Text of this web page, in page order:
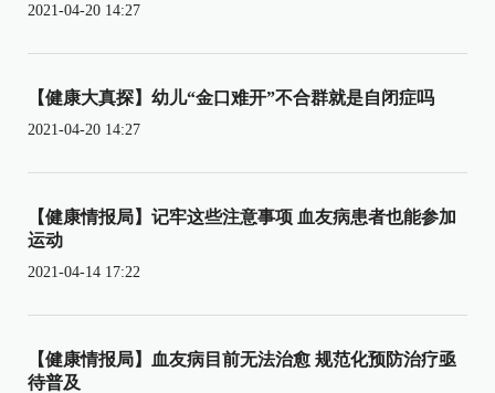
2021-04-20 14:27
【健康大真探】幼儿“金口难开”不合群就是自闭症吗
2021-04-20 14:27
【健康情报局】记牢这些注意事项 血友病患者也能参加
运动
2021-04-14 17:22
【健康情报局】血友病目前无法治愈 规范化预防治疗亟
待普及